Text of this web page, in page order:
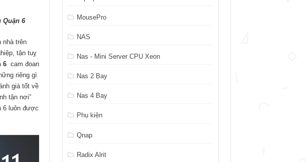
Quận 6
nhà trên
tận tuỵ
6 cam đoan
riêng gì
giá tốt về
tận nơi”
6 luôn được
MousePro
NAS
Nas - Mini Server CPU Xeon
Nas 2 Bay
Nas 4 Bay
Phụ kiện
Qnap
Radix Alrit